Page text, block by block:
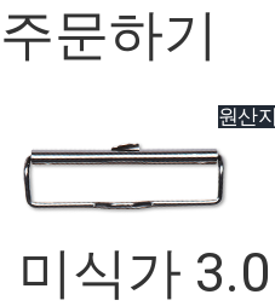
주문하기
원산
미식가